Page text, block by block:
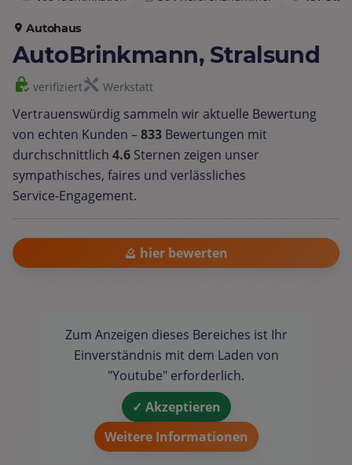
Autohaus
AutoBrinkmann, Stralsund
verifiziert Werkstatt
Vertrauenswürdig sammeln wir aktuelle Bewertung
von echten Kunden –833 Bewertungen mit
durchschnittlich 4.6 Sternen zeigen unser
sympathisches, faires und verlässliches
Service‑Engagement.
hier bewerten
Zum Anzeigen dieses Bereiches ist Ihr
Einverständnis mit dem Laden von
"Youtube" erforderlich.
✓ Akzeptieren
Weitere Informationen